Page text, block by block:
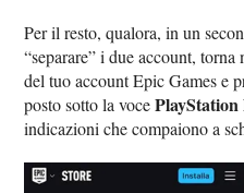
Per il resto, qualora, in un
“separare” i due account,
del tuo account Epic Games e
posto sotto la voce
indicazioni che compaiono a